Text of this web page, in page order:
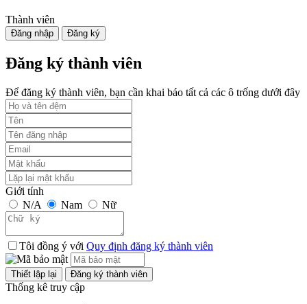
Thành viên
Đăng nhập Đăng ký
Đăng ký thành viên
Để đăng ký thành viên, bạn cần khai báo tất cả các ô trống dưới đây
Giới tính
N/A
Nam Nữ
Tôi đồng ý với Quy định đăng ký thành viên
Thống kê truy cập